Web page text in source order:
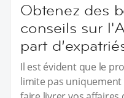
Obtenez des
conseils sur
part
Il est évident que le
limite pas